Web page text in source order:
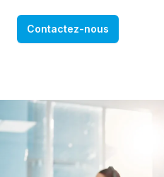
Contactez-nous